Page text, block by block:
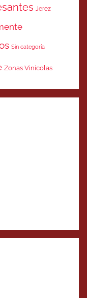
Jerez
Sin categoría
Zonas Vinicolas